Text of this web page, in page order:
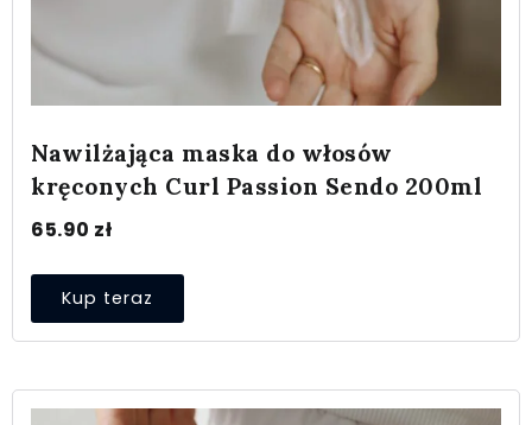
Nawilżająca maska do włosów
kręconych Curl Passion Sendo 200ml
65.90 zł
Kup teraz